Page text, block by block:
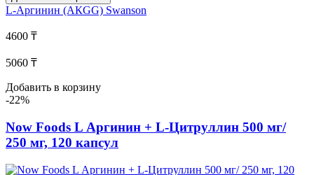
L-Аргинин (АКGG) Swanson
4600 ₸
5060 ₸
Добавить в корзину
-22%
Now Foods L Аргинин + L-Цитруллин 500 мг/
250 мг, 120 капсул